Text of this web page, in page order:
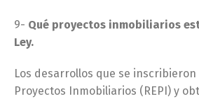
9- Qué proyectos inmobiliarios
Ley.
Los desarrollos que se
Proyectos Inmobiliarios (REPI) y